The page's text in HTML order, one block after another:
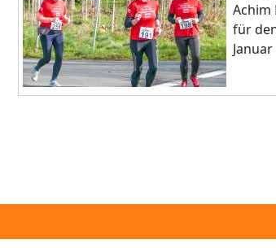
Achim
für
Januar